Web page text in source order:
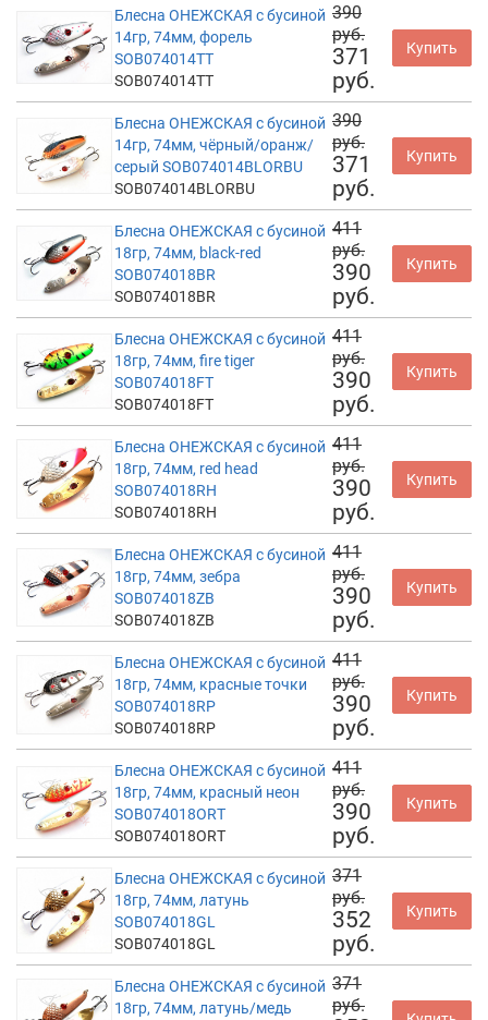
Блесна ОНЕЖСКАЯ с бусиной
14гр, 74мм, форель
SOB074014TT
SOB074014TT
390
руб.
371
руб.
Купить
Блесна ОНЕЖСКАЯ с бусиной
14гр, 74мм, чёрный/оранж/
серый SOB074014BLORBU
SOB074014BLORBU
390
руб.
371
руб.
Купить
Блесна ОНЕЖСКАЯ с бусиной
18гр, 74мм, black-red
SOB074018BR
SOB074018BR
411
руб.
390
руб.
Купить
Блесна ОНЕЖСКАЯ с бусиной
18гр, 74мм, fire tiger
SOB074018FT
SOB074018FT
411
руб.
390
руб.
Купить
Блесна ОНЕЖСКАЯ с бусиной
18гр, 74мм, red head
SOB074018RH
SOB074018RH
411
руб.
390
руб.
Купить
Блесна ОНЕЖСКАЯ с бусиной
18гр, 74мм, зебра
SOB074018ZB
SOB074018ZB
411
руб.
390
руб.
Купить
Блесна ОНЕЖСКАЯ с бусиной
18гр, 74мм, красные точки
SOB074018RP
SOB074018RP
411
руб.
390
руб.
Купить
Блесна ОНЕЖСКАЯ с бусиной
18гр, 74мм, красный неон
SOB074018ORT
SOB074018ORT
411
руб.
390
руб.
Купить
Блесна ОНЕЖСКАЯ с бусиной
18гр, 74мм, латунь
SOB074018GL
SOB074018GL
371
руб.
352
руб.
Купить
Блесна ОНЕЖСКАЯ с бусиной
18гр, 74мм, латунь/медь
371
руб.